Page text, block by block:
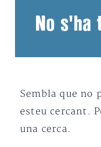
No s'ha
Sembla que no
esteu cercant.
una cerca.